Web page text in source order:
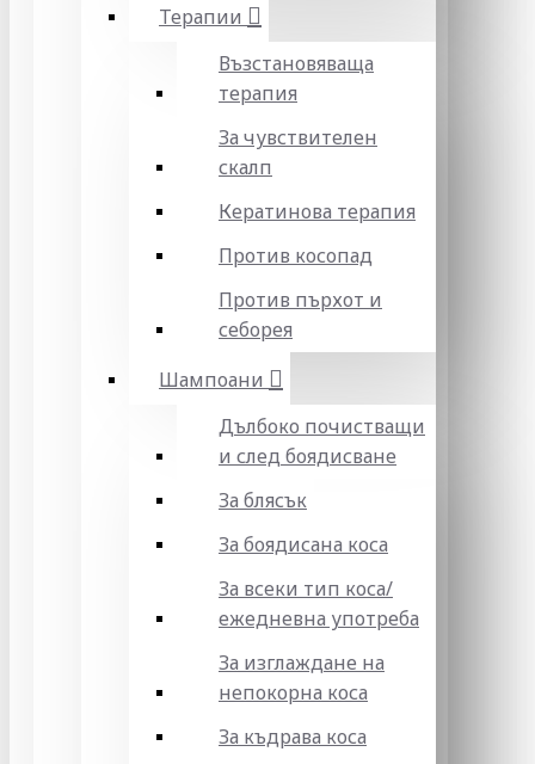
Терапии
Възстановяваща
терапия
За чувствителен
скалп
Кератинова терапия
Против косопад
Против пърхот и
себорея
Шампоани
Дълбоко почистващи
и след боядисване
За блясък
За боядисана коса
За всеки тип коса/
ежедневна употреба
За изглаждане на
непокорна коса
За къдрава коса